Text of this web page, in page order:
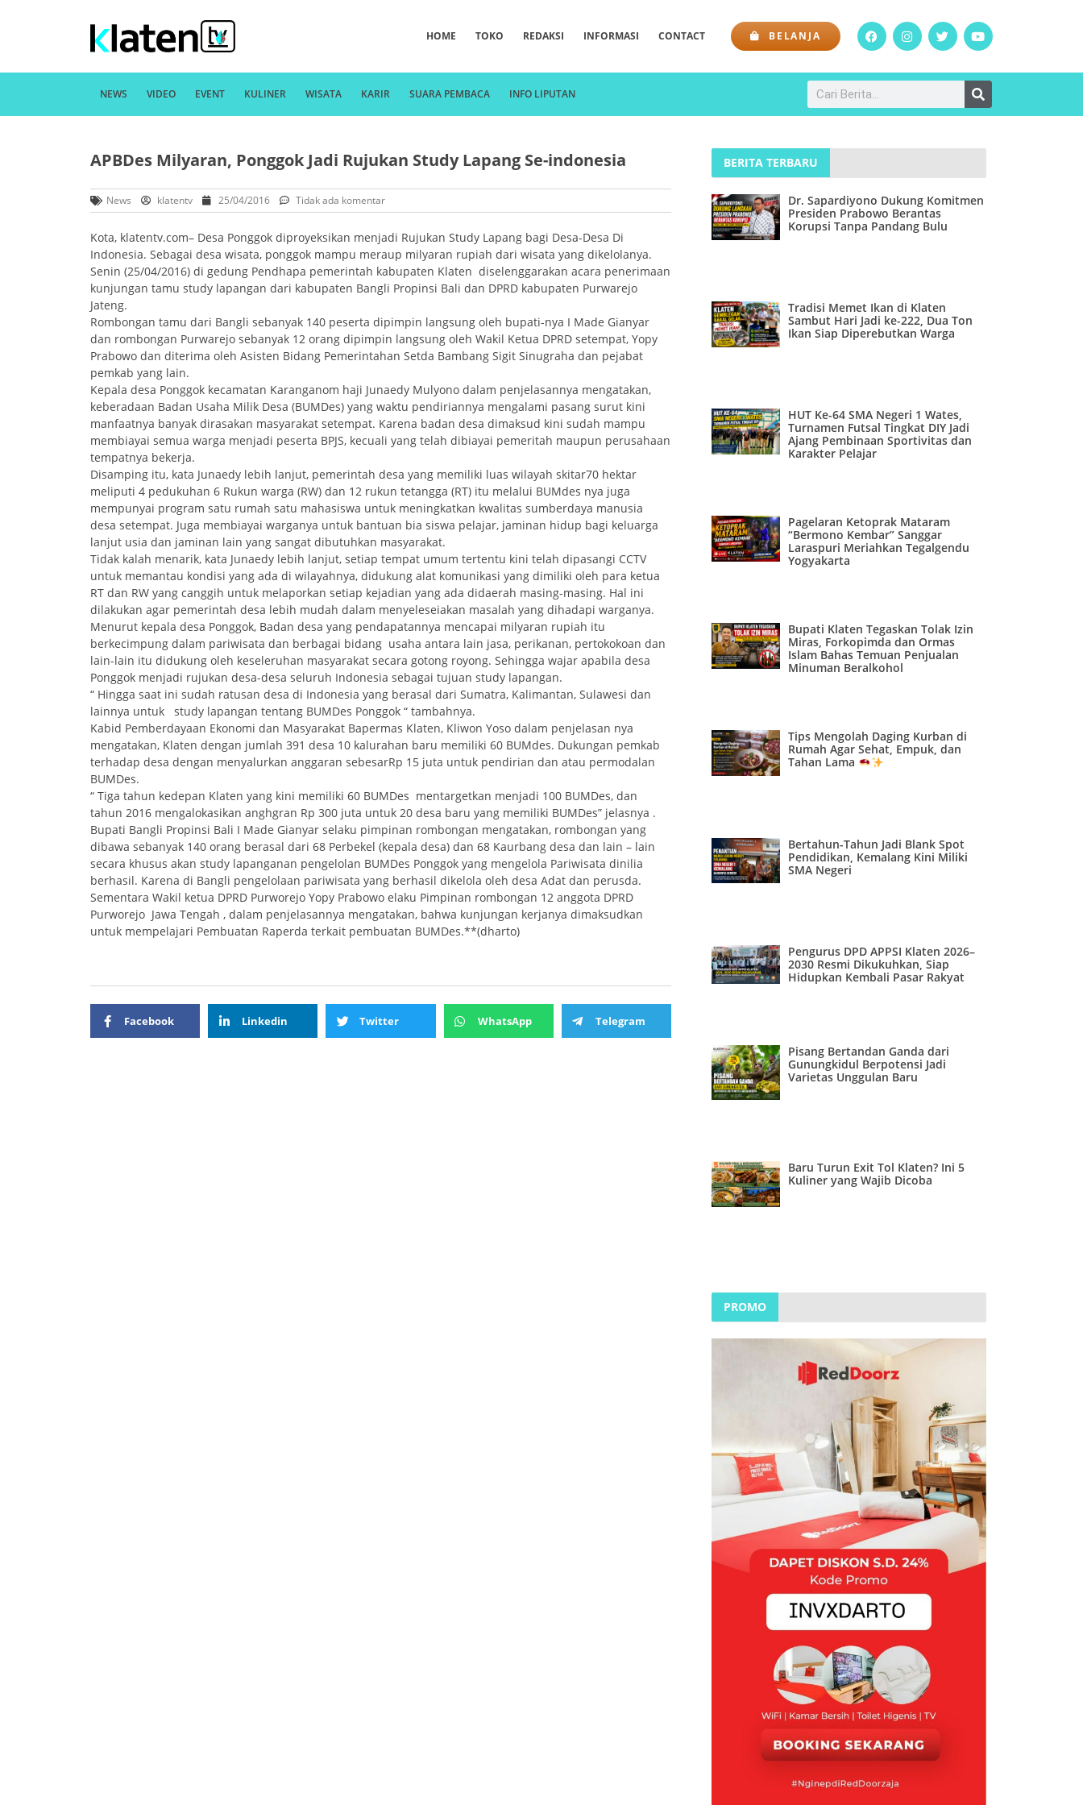
HOME TOKO REDAKSI INFORMASI CONTACT BELANJA
NEWS VIDEO EVENT KULINER WISATA KARIR SUARA PEMBACA INFO LIPUTAN
APBDes Milyaran, Ponggok Jadi Rujukan Study Lapang Se-indonesia
News klatentv 25/04/2016 Tidak ada komentar
Kota, klatentv.com– Desa Ponggok diproyeksikan menjadi Rujukan Study Lapang bagi Desa-Desa Di
Indonesia. Sebagai desa wisata, ponggok mampu meraup milyaran rupiah dari wisata yang dikelolanya.
Senin (25/04/2016) di gedung Pendhapa pemerintah kabupaten Klaten diselenggarakan acara penerimaan
kunjungan tamu study lapangan dari kabupaten Bangli Propinsi Bali dan DPRD kabupaten Purwarejo
Jateng.
Rombongan tamu dari Bangli sebanyak 140 peserta dipimpin langsung oleh bupati-nya I Made Gianyar
dan rombongan Purwarejo sebanyak 12 orang dipimpin langsung oleh Wakil Ketua DPRD setempat, Yopy
Prabowo dan diterima oleh Asisten Bidang Pemerintahan Setda Bambang Sigit Sinugraha dan pejabat
pemkab yang lain.
Kepala desa Ponggok kecamatan Karanganom haji Junaedy Mulyono dalam penjelasannya mengatakan,
keberadaan Badan Usaha Milik Desa (BUMDes) yang waktu pendiriannya mengalami pasang surut kini
manfaatnya banyak dirasakan masyarakat setempat. Karena badan desa dimaksud kini sudah mampu
membiayai semua warga menjadi peserta BPJS, kecuali yang telah dibiayai pemeritah maupun perusahaan
tempatnya bekerja.
Disamping itu, kata Junaedy lebih lanjut, pemerintah desa yang memiliki luas wilayah skitar70 hektar
meliputi 4 pedukuhan 6 Rukun warga (RW) dan 12 rukun tetangga (RT) itu melalui BUMdes nya juga
mempunyai program satu rumah satu mahasiswa untuk meningkatkan kwalitas sumberdaya manusia
desa setempat. Juga membiayai warganya untuk bantuan bia siswa pelajar, jaminan hidup bagi keluarga
lanjut usia dan jaminan lain yang sangat dibutuhkan masyarakat.
Tidak kalah menarik, kata Junaedy lebih lanjut, setiap tempat umum tertentu kini telah dipasangi CCTV
untuk memantau kondisi yang ada di wilayahnya, didukung alat komunikasi yang dimiliki oleh para ketua
RT dan RW yang canggih untuk melaporkan setiap kejadian yang ada didaerah masing-masing. Hal ini
dilakukan agar pemerintah desa lebih mudah dalam menyeleseiakan masalah yang dihadapi warganya.
Menurut kepala desa Ponggok, Badan desa yang pendapatannya mencapai milyaran rupiah itu
berkecimpung dalam pariwisata dan berbagai bidang usaha antara lain jasa, perikanan, pertokokoan dan
lain-lain itu didukung oleh keseleruhan masyarakat secara gotong royong. Sehingga wajar apabila desa
Ponggok menjadi rujukan desa-desa seluruh Indonesia sebagai tujuan study lapangan.
“ Hingga saat ini sudah ratusan desa di Indonesia yang berasal dari Sumatra, Kalimantan, Sulawesi dan
lainnya untuk study lapangan tentang BUMDes Ponggok “ tambahnya.
Kabid Pemberdayaan Ekonomi dan Masyarakat Bapermas Klaten, Kliwon Yoso dalam penjelasan nya
mengatakan, Klaten dengan jumlah 391 desa 10 kalurahan baru memiliki 60 BUMdes. Dukungan pemkab
terhadap desa dengan menyalurkan anggaran sebesarRp 15 juta untuk pendirian dan atau permodalan
BUMDes.
“ Tiga tahun kedepan Klaten yang kini memiliki 60 BUMDes mentargetkan menjadi 100 BUMDes, dan
tahun 2016 mengalokasikan anghgran Rp 300 juta untuk 20 desa baru yang memiliki BUMDes” jelasnya .
Bupati Bangli Propinsi Bali I Made Gianyar selaku pimpinan rombongan mengatakan, rombongan yang
dibawa sebanyak 140 orang berasal dari 68 Perbekel (kepala desa) dan 68 Kaurbang desa dan lain – lain
secara khusus akan study lapanganan pengelolan BUMDes Ponggok yang mengelola Pariwisata dinilia
berhasil. Karena di Bangli pengelolaan pariwisata yang berhasil dikelola oleh desa Adat dan perusda.
Sementara Wakil ketua DPRD Purworejo Yopy Prabowo elaku Pimpinan rombongan 12 anggota DPRD
Purworejo Jawa Tengah , dalam penjelasannya mengatakan, bahwa kunjungan kerjanya dimaksudkan
untuk mempelajari Pembuatan Raperda terkait pembuatan BUMDes.**(dharto)
Facebook Linkedin Twitter WhatsApp Telegram
BERITA TERBARU
Dr. Sapardiyono Dukung Komitmen
Presiden Prabowo Berantas
Korupsi Tanpa Pandang Bulu
Tradisi Memet Ikan di Klaten
Sambut Hari Jadi ke-222, Dua Ton
Ikan Siap Diperebutkan Warga
HUT Ke-64 SMA Negeri 1 Wates,
Turnamen Futsal Tingkat DIY Jadi
Ajang Pembinaan Sportivitas dan
Karakter Pelajar
Pagelaran Ketoprak Mataram
“Bermono Kembar” Sanggar
Laraspuri Meriahkan Tegalgendu
Yogyakarta
Bupati Klaten Tegaskan Tolak Izin
Miras, Forkopimda dan Ormas
Islam Bahas Temuan Penjualan
Minuman Beralkohol
Tips Mengolah Daging Kurban di
Rumah Agar Sehat, Empuk, dan
Tahan Lama
Bertahun-Tahun Jadi Blank Spot
Pendidikan, Kemalang Kini Miliki
SMA Negeri
Pengurus DPD APPSI Klaten 2026–
2030 Resmi Dikukuhkan, Siap
Hidupkan Kembali Pasar Rakyat
Pisang Bertandan Ganda dari
Gunungkidul Berpotensi Jadi
Varietas Unggulan Baru
Baru Turun Exit Tol Klaten? Ini 5
Kuliner yang Wajib Dicoba
PROMO